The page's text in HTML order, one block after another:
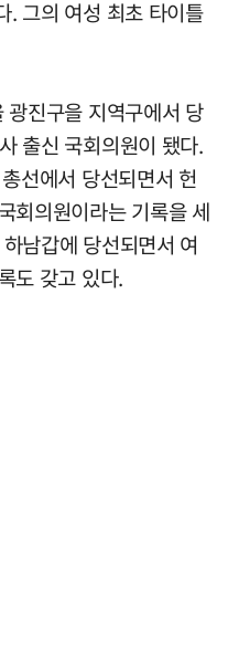
. 그의 여성 최초 타이틀
진구을 지역구에서 당
출신 국회의원이 됐다.
선에서 당선되면서 헌
회의원이라는 기록을 세
남갑에 당선되면서 여
도 갖고 있다.